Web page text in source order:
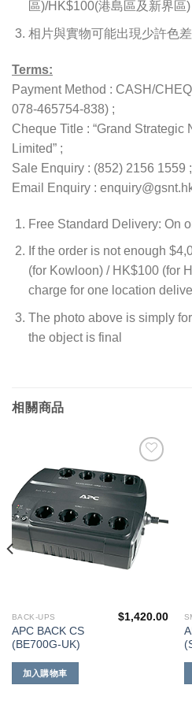
區)/HK$100(港島區及新界區)
相片與實物可能出現少許色
Terms:
Payment Method : CASH/
078-465754-838) ;
Cheque Title : “Grand Strategic
Limited” ;
Sale Enquiry : (852) 2156 1559 ;
Email Enquiry :
Free Standard Delivery: On
If the order is not enough
(for Kowloon) / HK$100 (for
charge for one location
The photo above is simply
the object is final
相關商品
到願
望清
BACK-UPS
APC BACK CS
(BE700G-UK)
$1,420.00
加入購物車